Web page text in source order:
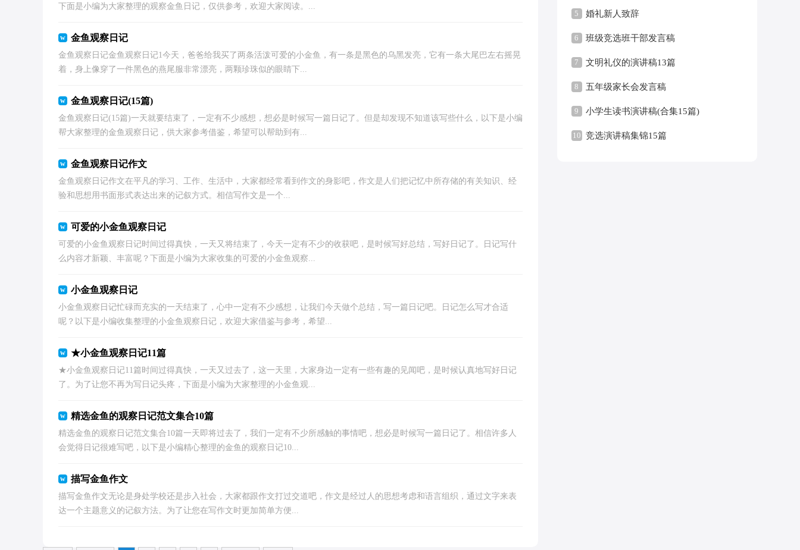
下面是小编为大家整理的观察金鱼日记，仅供参考，欢迎大家阅读。...
金鱼观察日记
金鱼观察日记金鱼观察日记1今天，爸爸给我买了两条活泼可爱的小金鱼，有一条是黑色的乌黑发亮，它有一条大尾巴左右摇晃
着，身上像穿了一件黑色的燕尾服非常漂亮，两颗珍珠似的眼睛下...
金鱼观察日记(15篇)
金鱼观察日记(15篇)一天就要结束了，一定有不少感想，想必是时候写一篇日记了。但是却发现不知道该写些什么，以下是小编
帮大家整理的金鱼观察日记，供大家参考借鉴，希望可以帮助到有...
金鱼观察日记作文
金鱼观察日记作文在平凡的学习、工作、生活中，大家都经常看到作文的身影吧，作文是人们把记忆中所存储的有关知识、经
验和思想用书面形式表达出来的记叙方式。相信写作文是一个...
可爱的小金鱼观察日记
可爱的小金鱼观察日记时间过得真快，一天又将结束了，今天一定有不少的收获吧，是时候写好总结，写好日记了。日记写什
么内容才新颖、丰富呢？下面是小编为大家收集的可爱的小金鱼观察...
小金鱼观察日记
小金鱼观察日记忙碌而充实的一天结束了，心中一定有不少感想，让我们今天做个总结，写一篇日记吧。日记怎么写才合适
呢？以下是小编收集整理的小金鱼观察日记，欢迎大家借鉴与参考，希望...
★小金鱼观察日记11篇
★小金鱼观察日记11篇时间过得真快，一天又过去了，这一天里，大家身边一定有一些有趣的见闻吧，是时候认真地写好日记
了。为了让您不再为写日记头疼，下面是小编为大家整理的小金鱼观...
精选金鱼的观察日记范文集合10篇
精选金鱼的观察日记范文集合10篇一天即将过去了，我们一定有不少所感触的事情吧，想必是时候写一篇日记了。相信许多人
会觉得日记很难写吧，以下是小编精心整理的金鱼的观察日记10...
描写金鱼作文
描写金鱼作文无论是身处学校还是步入社会，大家都跟作文打过交道吧，作文是经过人的思想考虑和语言组织，通过文字来表
达一个主题意义的记叙方法。为了让您在写作文时更加简单方便...
5 婚礼新人致辞
6 班级竞选班干部发言稿
7 文明礼仪的演讲稿13篇
8 五年级家长会发言稿
9 小学生读书演讲稿(合集15篇)
10 竞选演讲稿集锦15篇